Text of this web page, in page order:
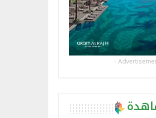
-